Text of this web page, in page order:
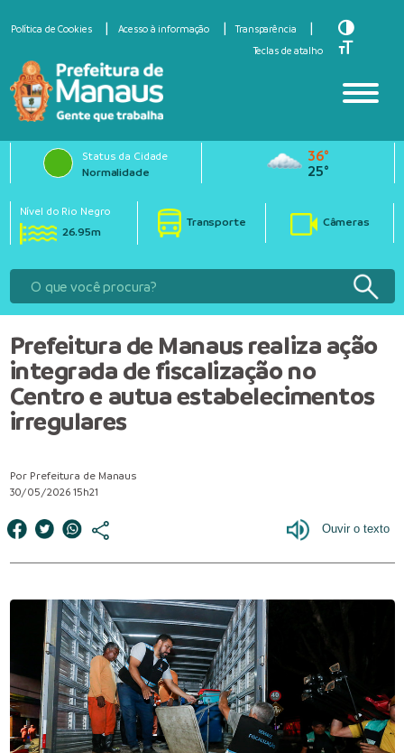
Política de Cookies Acesso à informação
Transparência
Teclas de atalho
Toggle
Toggle
Status da Cidade
Normalidade
36°
25°
Nível do Rio Negro
26.95m
Transporte Câmeras
Prefeitura de Manaus realiza ação
integrada de fiscalização no
Centro e autua estabelecimentos
irregulares
Por Prefeitura de Manaus
30/05/2026 15h21